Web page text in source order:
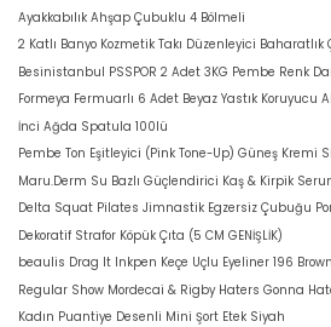
Ayakkabılık Ahşap Çubuklu 4 Bölmeli
2 Katlı Banyo Kozmetik Takı Düzenleyici Baharatlık
Besinistanbul PSSPOR 2 Adet 3KG Pembe Renk
Formeya Fermuarlı 6 Adet Beyaz Yastık Koruyucu
İnci Ağda Spatula 100lü
Pembe Ton Eşitleyici (Pink Tone-Up) Güneş Kremi
Maru.Derm Su Bazlı Güçlendirici Kaş & Kirpik
Delta Squat Pilates Jimnastik Egzersiz Çubuğu
Dekoratif Strafor Köpük Çıta (5 CM GENİŞLİK)
beaulis Drag It Inkpen Keçe Uçlu Eyeliner 196 Brown
Regular Show Mordecai & Rigby Haters Gonna
Kadın Puantiye Desenli Mini Şort Etek Siyah